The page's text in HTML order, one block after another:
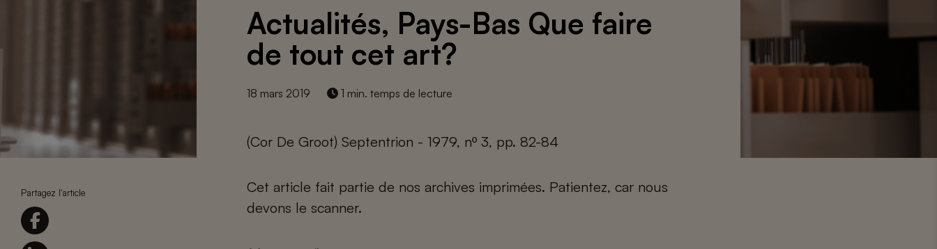
Partagez l'article
Actualités, Pays-Bas Que faire
de tout cet art?
18 mars 2019 1 min. temps de lecture
(Cor De Groot) Septentrion - 1979, nº 3, pp. 82-84
Cet article fait partie de nos archives imprimées. Patientez, car nous
devons le scanner.